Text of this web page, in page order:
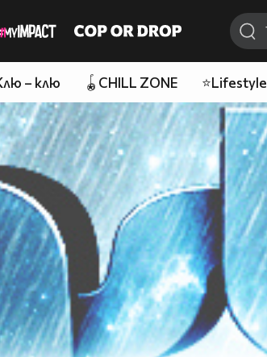
– клю 🪀CHILL ZONE ⭐Lifestyle